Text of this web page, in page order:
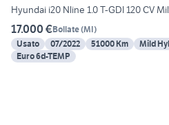
Hyundai i20 Nline 1.0 T-GDI 120 CV
17.000 €Bollate(MI)
Usato
07/2022 51000 Km Mild
Euro 6d-TEMP